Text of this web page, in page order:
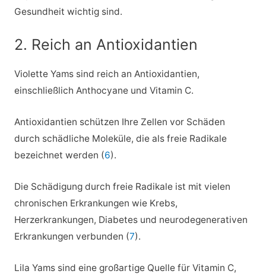
Gesundheit wichtig sind.
2. Reich an Antioxidantien
Violette Yams sind reich an Antioxidantien,
einschließlich Anthocyane und Vitamin C.
Antioxidantien schützen Ihre Zellen vor Schäden
durch schädliche Moleküle, die als freie Radikale
bezeichnet werden (6).
Die Schädigung durch freie Radikale ist mit vielen
chronischen Erkrankungen wie Krebs,
Herzerkrankungen, Diabetes und neurodegenerativen
Erkrankungen verbunden (7).
Lila Yams sind eine großartige Quelle für Vitamin C,